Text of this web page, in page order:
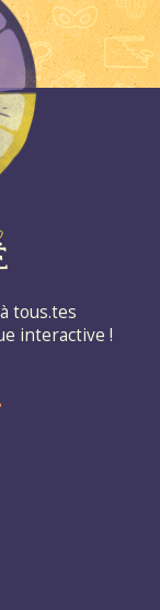
tous.tes
interactive !